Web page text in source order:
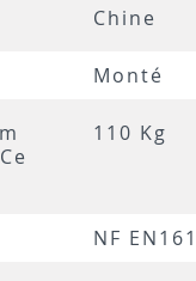
Chine
Monté
110 Kg
NF